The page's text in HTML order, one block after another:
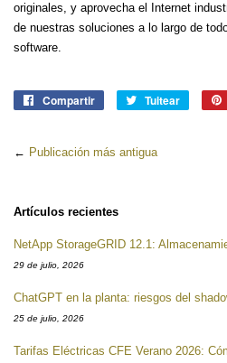
originales, y aprovecha el Internet
de nuestras soluciones a lo largo de
software.
Compartir
CompartirTuitear
Tuitear
← Publicación más antigua
Artículos recientes
NetApp StorageGRID 12.1:
29 de julio, 2026
ChatGPT en la planta: riesgos del
25 de julio, 2026
Tarifas Eléctricas CFE Verano 2026: